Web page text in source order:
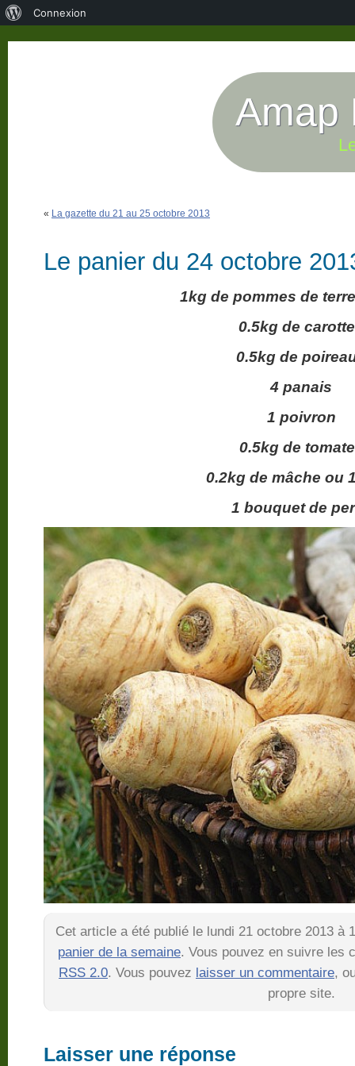
Amap
« La gazette du 21 au 25 octobre 2013
Le panier du 24 octobre
1kg de pommes de
0.5kg de
0.5kg de
4 panais
1 poivron
0.5kg de
0.2kg de mâche ou
1 bouquet de
Cet article a été publié le lundi 21 octobre 2013
panier de la semaine. Vous pouvez en suivre les
RSS 2.0. Vous pouvez laisser un commentaire,
propre site.
Laisser une réponse
Connexion